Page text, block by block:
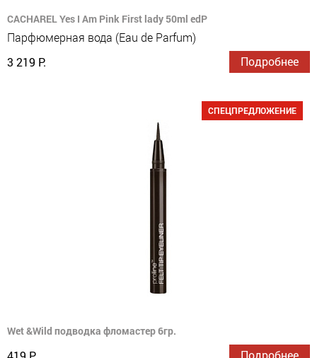
CACHAREL Yes I Am Pink First lady 50ml edP
Парфюмерная вода (Eau de Parfum)
3 219 Р.
Подробнее
СПЕЦПРЕДЛОЖЕНИЕ
Wet &Wild подводка фломастер 6гр.